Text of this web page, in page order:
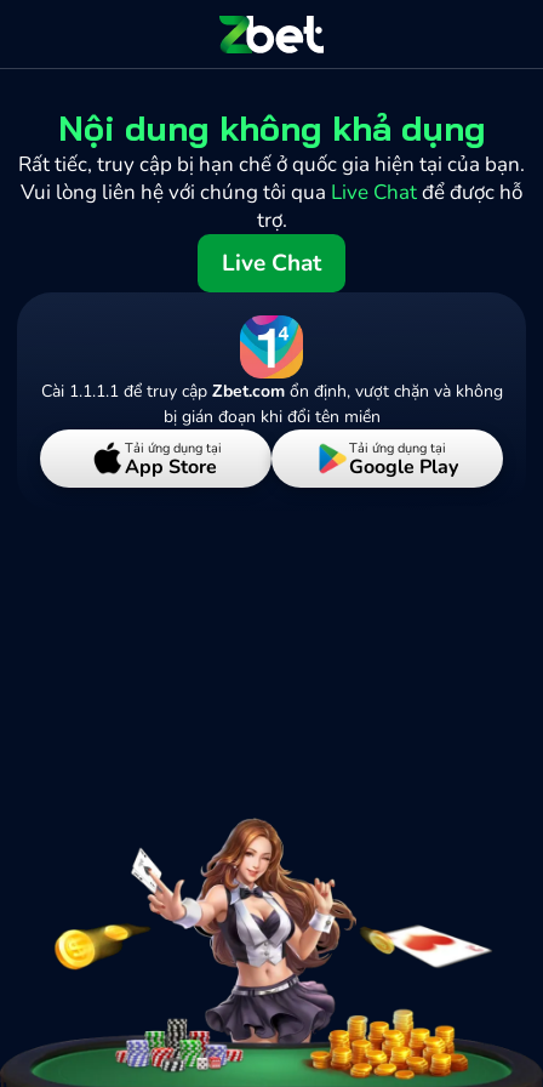
Nội dung không khả dụng
Rất tiếc, truy cập bị hạn chế ở quốc gia hiện tại của bạn.
Vui lòng liên hệ với chúng tôi qua Live Chatđể được hỗ
trợ.
Live Chat
Cài 1.1.1.1 để truy cập Zbet.comổn định, vượt chặn và không
bị gián đoạn khi đổi tên miền
Tải ứng dụng tại
App Store
Tải ứng dụng tại
Google Play